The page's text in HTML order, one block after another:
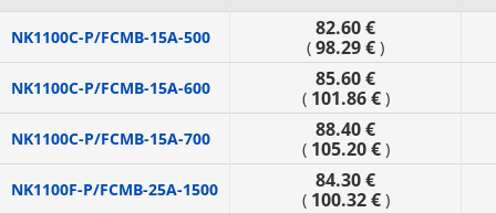
NK1100C-P/FCMB-15A-500 82.60 €
( 98.29 € )
NK1100C-P/FCMB-15A-600 85.60 €
( 101.86 €)
NK1100C-P/FCMB-15A-700 88.40 €
( 105.20 €)
NK1100F-P/FCMB-25A-1500 84.30 €
( 100.32 €)